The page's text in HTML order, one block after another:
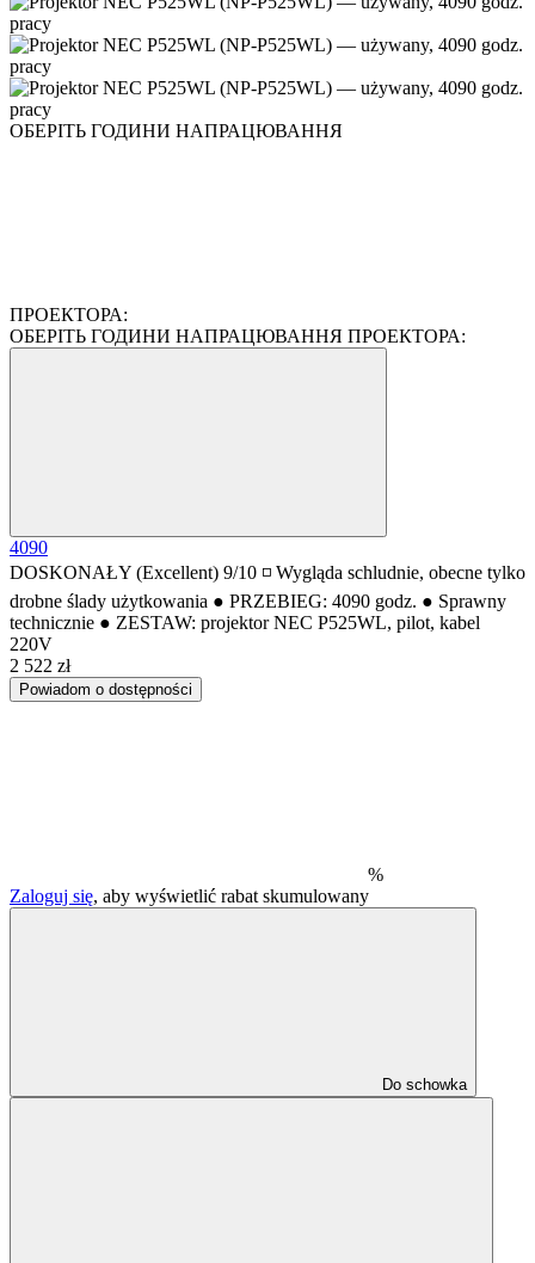
ОБЕРІТЬ ГОДИНИ НАПРАЦЮВАННЯ
ПРОЕКТОРА:
ОБЕРІТЬ ГОДИНИ НАПРАЦЮВАННЯ ПРОЕКТОРА:
4090
DOSKONAŁY (Excellent) 9/10 ◽ Wygląda schludnie, obecne tylko
drobne ślady użytkowania ● PRZEBIEG: 4090 godz. ● Sprawny
technicznie ● ZESTAW: projektor NEC P525WL, pilot, kabel
220V
2 522 zł
Powiadom o dostępności
%
Zaloguj się, aby wyświetlić rabat skumulowany
Do schowka